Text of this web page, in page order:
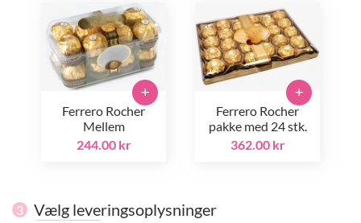
Ferrero Rocher
Mellem
244.00 kr
+
Ferrero Rocher
pakke med 24 stk.
362.00 kr
+
3 Vælg leveringsoplysninger